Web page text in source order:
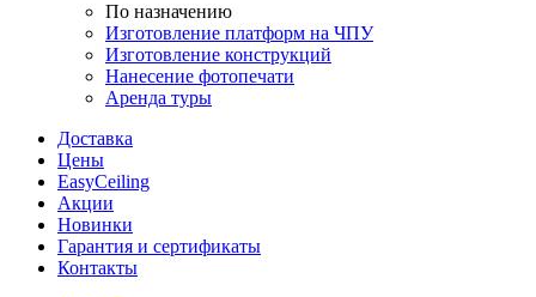
По назначению
Изготовление платформ на ЧПУ
Изготовление конструкций
Нанесение фотопечати
Аренда туры
Доставка
Цены
EasyCeiling
Акции
Новинки
Гарантия и сертификаты
Контакты